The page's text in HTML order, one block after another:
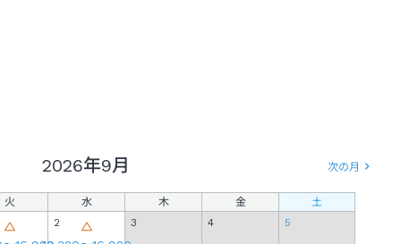
2026年9月
火 水 木 金
土
2 3 4 5
次の月